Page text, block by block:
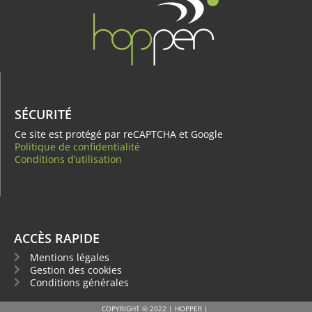
SÉCURITÉ
Ce site est protégé par reCAPTCHA et Google
Politique de confidentialité
Conditions d’utilisation
ACCÈS RAPIDE
Mentions légales
Gestion des cookies
Conditions générales
COPYRIGHT © 2022 | HOPPER |